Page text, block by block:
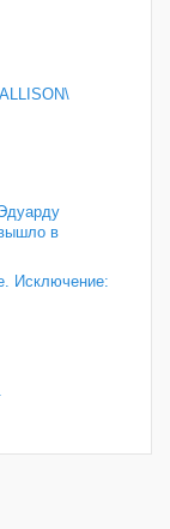
в
Исключение: